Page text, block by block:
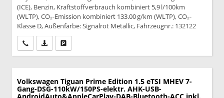
(ICE), Benzin, Kraftstoffverbrauch kombiniert 5,9 l/100km
(WLTP), CO₂-Emission kombiniert 133.00 g/km (WLTP), CO₂-
Klasse D, Außenfarbe: Signalrot Metallic, Fahrzeugnr.: 132122
Wir rufen Sie anPDF-Datei, Fahrzeugexposé drucken
Volkswagen Tiguan Prime Edition 1.5 eTSI MHEV 7-
Gang-DSG-110kW/150PS-elektr. AHK-USB-
AndroidAuto&AppleCarPlay-DAB-Bluetooth-ACC inkl.